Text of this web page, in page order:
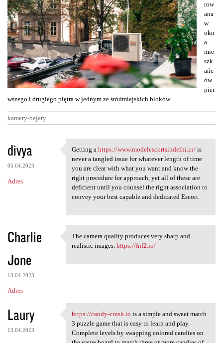
row
ana
w
okn
a
mie
szk
ańc
ów
pier
wszego i drugiego piętra w jednym ze śródmiejskich bloków.
kamery-bajery
K
o
m
e
a
r
z
e
divya
05.04.2023
Adres
Getting a https://www
Getting a https://www.modelescortsindelhi.in/is
never a tangled issue for whatever length of time
you are clear with what you want and know the
right procedure for approach, yet all of these are
deficient until you counsel the right association to
convey your best capable and dedicated Escort.
Charlie
Jone
13.04.2023
Adres
The camera quality produces
The camera quality produces very sharp and
realistic images. https://fnf2.io/
Laury
13.04.2023
https://candy-crush.io is a
https://candy-crush.io is a simple and sweet match
3 puzzle game that is easy to learn and play.
Complete levels by swapping colored candies on